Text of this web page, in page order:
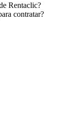
Rentaclic?
contratar?